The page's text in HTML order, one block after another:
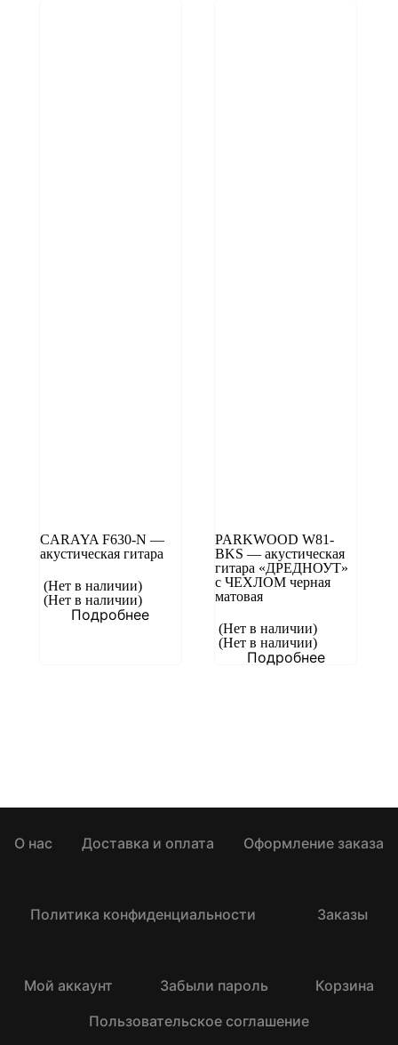
CARAYA F630-N —
акустическая гитара
(Нет в наличии)
(Нет в наличии)
Подробнее
PARKWOOD W81-
BKS — акустическая
гитара «ДРЕДНОУТ»
с ЧЕХЛОМ черная
матовая
(Нет в наличии)
(Нет в наличии)
Подробнее
О нас Доставка и оплата Оформление заказа
Политика конфиденциальности Заказы
Мой аккаунт Забыли пароль
Корзина
Пользовательское соглашение